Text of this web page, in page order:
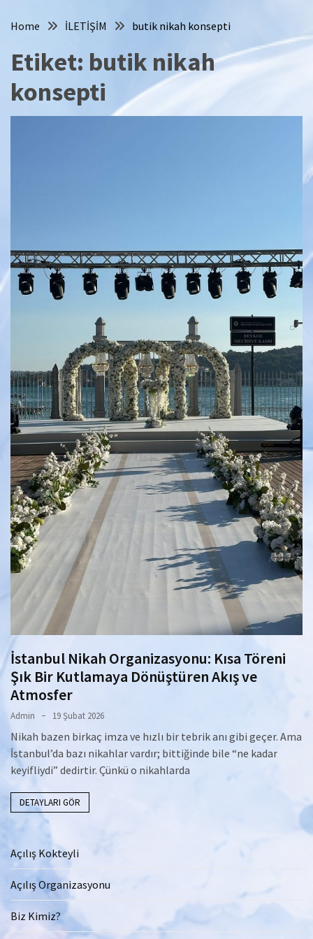
Home İLETİŞİM butik nikah konsepti
Etiket: butik nikah
konsepti
İstanbul Nikah Organizasyonu: Kısa Töreni
Şık Bir Kutlamaya Dönüştüren Akış ve
Atmosfer
Admin 19 Şubat 2026
Nikah bazen birkaç imza ve hızlı bir tebrik anı gibi geçer. Ama
İstanbul’da bazı nikahlar vardır; bittiğinde bile “ne kadar
keyifliydi” dedirtir. Çünkü o nikahlarda
DETAYLARI GÖR
Açılış Kokteyli
Açılış Organizasyonu
Biz Kimiz?